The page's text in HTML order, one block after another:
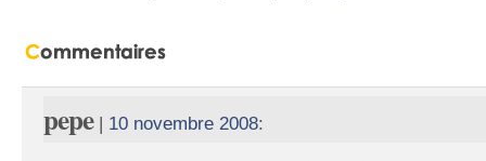
pepe| 10 novembre 2008: